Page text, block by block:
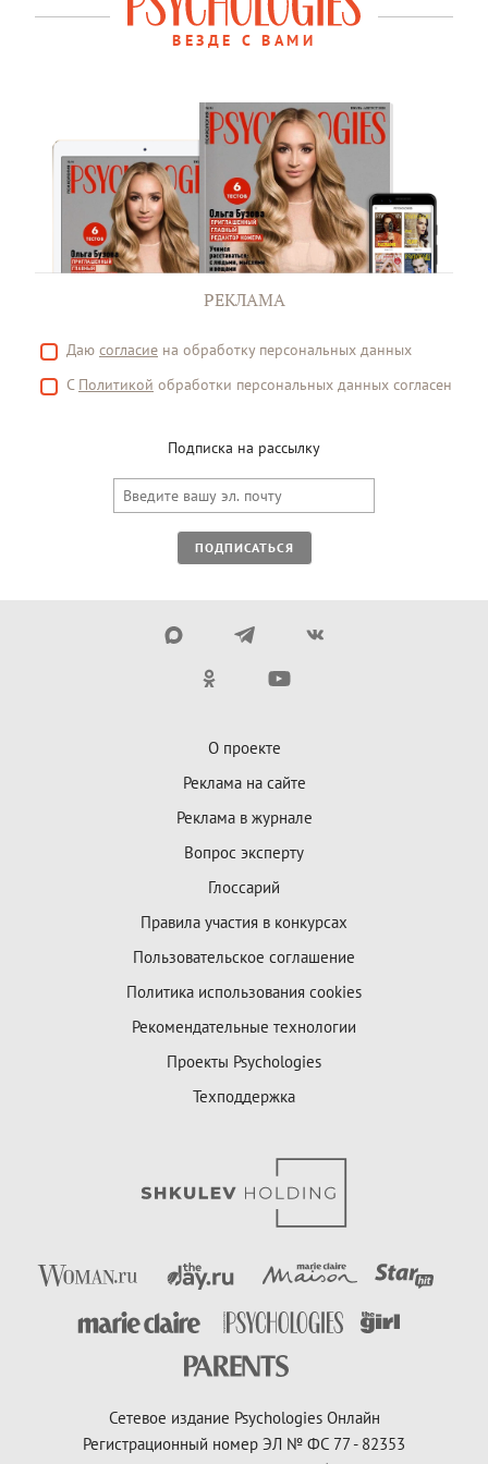
ВЕЗДЕ С ВАМИ
РЕКЛАМА
Даю согласие на обработку персональных данных
С Политикой обработки персональных данных согласен
Подписка на рассылку
ПОДПИСАТЬСЯ
О проекте
Реклама на сайте
Реклама в журнале
Вопрос эксперту
Глоссарий
Правила участия в конкурсах
Пользовательское соглашение
Политика использования cookies
Рекомендательные технологии
Проекты Psychologies
Техподдержка
Сетевое издание Psychologies Онлайн
Регистрационный номер ЭЛ № ФС 77 - 82353